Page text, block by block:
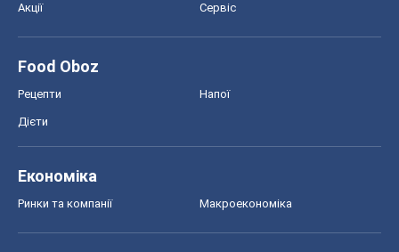
Акції Сервіс
Food Oboz
Рецепти Напої
Дієти
Економіка
Ринки та компанії Макроекономіка